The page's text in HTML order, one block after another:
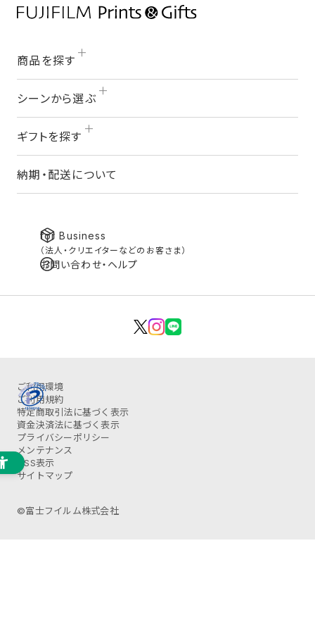
商品を探す
シーンから選ぶ
ギフトを探す
納期・配送について
for Business
（法人・クリエイターなどのお客さま）
お問い合わせ・ヘルプ
ご利用環境
ご利用規約
特定商取引法に基づく表示
資金決済法に基づく表示
プライバシーポリシー
メンテナンス
OSS表示
サイトマップ
©富士フイルム株式会社